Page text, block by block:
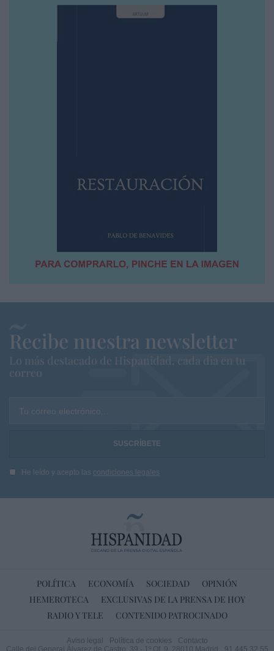
Recibe nuestra newsletter
Lo más destacado de Hispanidad, cada dia en tu
correo
Tu correo electrónico...
He leído y acepto las condiciones legales
POLÍTICA ECONOMÍA SOCIEDAD
OPINIÓN
HEMEROTECA
EXCLUSIVAS DE LA PRENSA DE HOY
RADIO Y TELE
CONTENIDO PATROCINADO
Aviso legal Política de cookies
Contacto
Calle del General Álvarez de Castro, 39 - 1º Of. 9. 28010 Madrid
91 445 32 55